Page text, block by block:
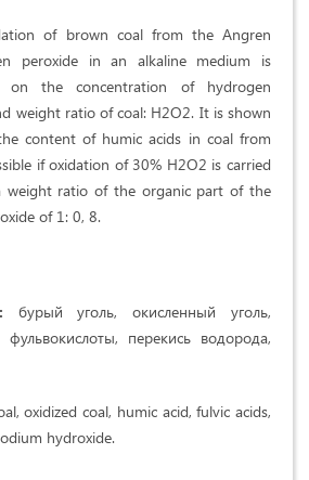
of brown coal from the Angren
peroxide in an alkaline medium is
on the concentration of hydrogen
weight ratio of coal: H2O2. It is shown
content of humic acids in coal from
if oxidation of 30% H2O2 is carried
ratio of the organic part of the
of 1: 0, 8.
бурый уголь, окисленный уголь,
фульвокислоты, перекись водорода,
oxidized coal, humic acid, fulvic acids,
hydroxide.